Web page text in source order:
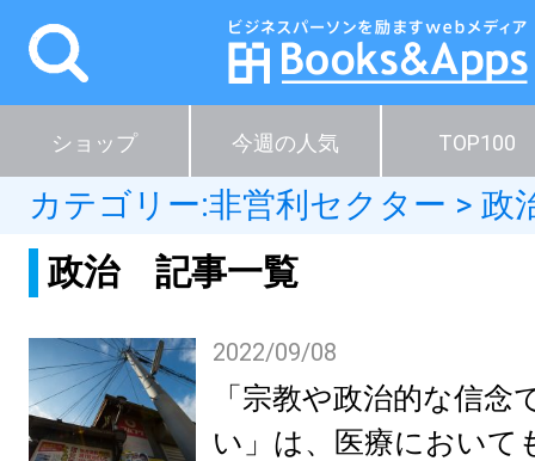
ショップ 今週の人気 TOP100
カテゴリー:非営利セクター > 政
政治 記事一覧
2022/09/08
「宗教や政治的な信念
い」は、医療において